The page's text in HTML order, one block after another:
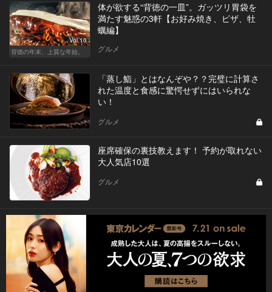
Vol.10
背徳の年末、上質な年始。
体が欲する“背徳の一皿”。ガッツリ胃袋を
満たす魅惑の3軒【お好み焼き、ピザ、牡
蠣編】
グルメ
「蒸し鮨」とはなんぞや？？完璧に計算さ
れた温度と食感に驚愕せずにはいられな
い！
グルメ
座席確保の裏技教えます！ 予約が取れない
大人気店10選
グルメ